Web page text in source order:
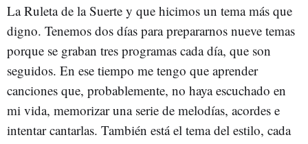
La Ruleta de la Suerte y que hicimos un tema más que
digno. Tenemos dos días para prepararnos nueve temas
porque se graban tres programas cada día, que son
seguidos. En ese tiempo me tengo que aprender
canciones que, probablemente, no haya escuchado en
mi vida, memorizar una serie de melodías, acordes e
intentar cantarlas. También está el tema del estilo, cada